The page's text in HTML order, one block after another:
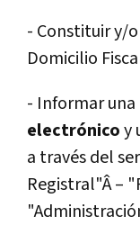
- Constituir y/o
Domicilio
- Informar una
electrónicoy
a través del
Registral"Â –